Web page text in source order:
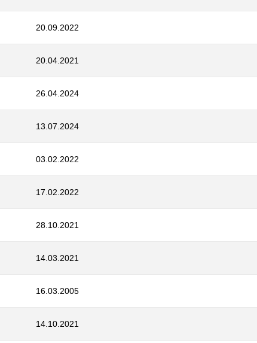
20.09.2022
20.04.2021
26.04.2024
13.07.2024
03.02.2022
17.02.2022
28.10.2021
14.03.2021
16.03.2005
14.10.2021